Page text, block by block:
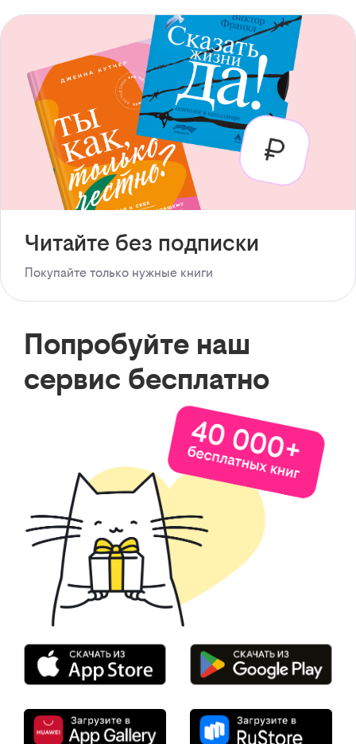
Читайте без подписки
Покупайте только нужные книги
Попробуйте наш
сервис бесплатно